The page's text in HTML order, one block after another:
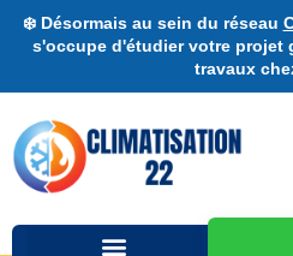
❄️ Désormais au sein du réseau
s'occupe d'étudier votre projet
travaux